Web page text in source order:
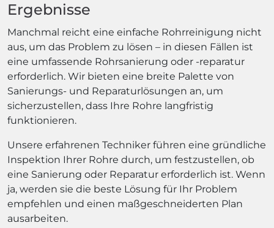
Ergebnisse
Manchmal reicht eine einfache Rohrreinigung nicht
aus, um das Problem zu lösen – in diesen Fällen ist
eine umfassende Rohrsanierung oder -reparatur
erforderlich. Wir bieten eine breite Palette von
Sanierungs- und Reparaturlösungen an, um
sicherzustellen, dass Ihre Rohre langfristig
funktionieren.
Unsere erfahrenen Techniker führen eine gründliche
Inspektion Ihrer Rohre durch, um festzustellen, ob
eine Sanierung oder Reparatur erforderlich ist. Wenn
ja, werden sie die beste Lösung für Ihr Problem
empfehlen und einen maßgeschneiderten Plan
ausarbeiten.